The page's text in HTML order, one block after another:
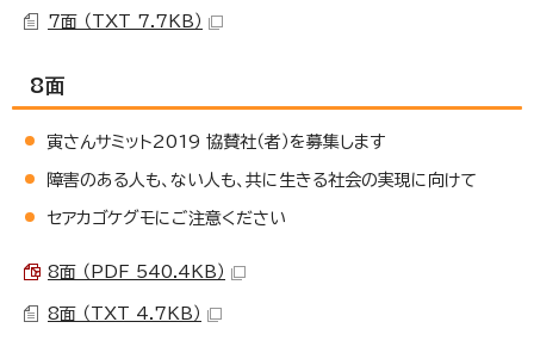
7面 （TXT 7.7KB）
8面
寅さんサミット2019 協賛社（者）を募集します
障害のある人も、ない人も、共に生きる社会の実現に向けて
セアカゴケグモにご注意ください
8面 （PDF 540.4KB）
8面 （TXT 4.7KB）